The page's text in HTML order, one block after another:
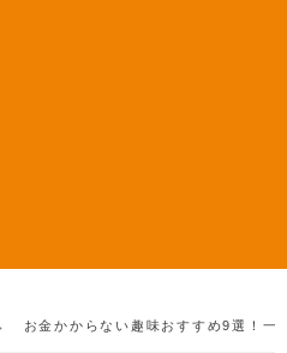
お金かからない趣味おすすめ9選！一